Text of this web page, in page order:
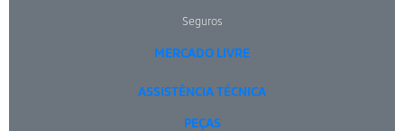
Seguros
MERCADO LIVRE
ASSISTÊNCIA TÉCNICA
PEÇAS